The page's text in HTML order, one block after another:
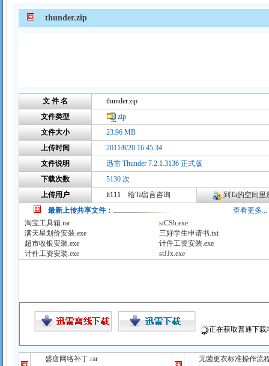
thunder.zip
文 件 名
thunder.zip
文件类型
zip
文件大小
23.96 MB
上传时间
2011/8/20 16:45:34
文件说明
迅雷 Thunder 7.2.1.3136 正式版
下载次数
5130 次
上传用户
lt111 给Ta留言咨询
到Ta的空间里
最新上传共享文件：
查看更多...
淘宝工具箱.rar
stCSh.exe
满天星划价安装.exe
三好学生申请书.txt
超市收银安装.exe
计件工资安装.exe
计件工资安装.exe
stJJx.exe
盛唐网络补丁.rar
无菌更衣标准操作流